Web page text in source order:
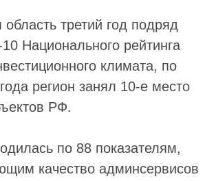
третий год подряд
Национального рейтинга
климата, по
регион занял 10-е место
РФ.
по 88 показателям,
качество админсервисов